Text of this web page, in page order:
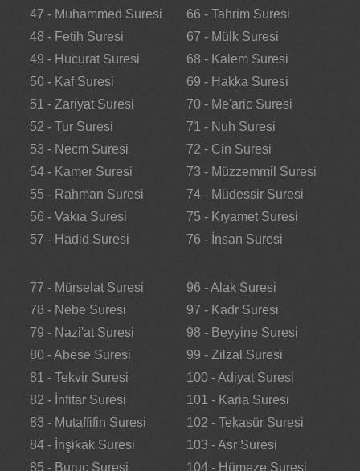
47 - Muhammed Suresi
48 - Fetih Suresi
49 - Hucurat Suresi
50 - Kaf Suresi
51 - Zariyat Suresi
52 - Tur Suresi
53 - Necm Suresi
54 - Kamer Suresi
55 - Rahman Suresi
56 - Vakıa Suresi
57 - Hadid Suresi
66 - Tahrim Suresi
67 - Mülk Suresi
68 - Kalem Suresi
69 - Hakka Suresi
70 - Me'aric Suresi
71 - Nuh Suresi
72 - Cin Suresi
73 - Müzzemmil Suresi
74 - Müdessir Suresi
75 - Kıyamet Suresi
76 - İnsan Suresi
77 - Mürselat Suresi
78 - Nebe Suresi
79 - Nazi'at Suresi
80 - Abese Suresi
81 - Tekvir Suresi
82 - İnfitar Suresi
83 - Mutaffifin Suresi
84 - İnşikak Suresi
85 - Buruc Suresi
96 - Alak Suresi
97 - Kadr Suresi
98 - Beyyine Suresi
99 - Zilzal Suresi
100 - Adiyat Suresi
101 - Karia Suresi
102 - Tekasür Suresi
103 - Asr Suresi
104 - Hümeze Suresi